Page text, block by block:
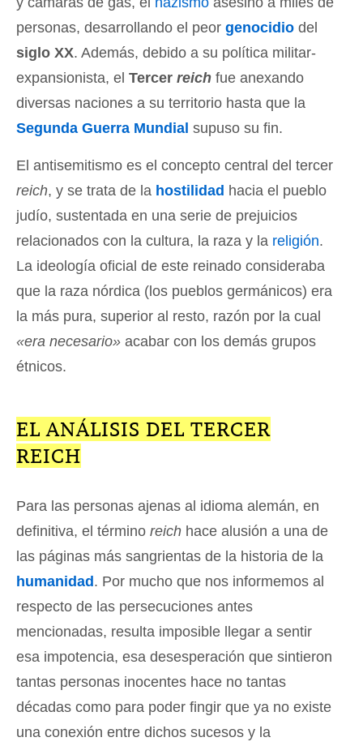
personas, desarrollando el peor genocidio del
siglo XX. Además, debido a su política militar-
expansionista, el Tercer reich fue anexando
diversas naciones a su territorio hasta que la
Segunda Guerra Mundial supuso su fin.
El antisemitismo es el concepto central del tercer
reich, y se trata de la hostilidad hacia el pueblo
judío, sustentada en una serie de prejuicios
relacionados con la cultura, la raza y la religión.
La ideología oficial de este reinado consideraba
que la raza nórdica (los pueblos germánicos) era
la más pura, superior al resto, razón por la cual
«era necesario» acabar con los demás grupos
étnicos.
EL ANÁLISIS DEL TERCER
REICH
Para las personas ajenas al idioma alemán, en
definitiva, el término reich hace alusión a una de
las páginas más sangrientas de la historia de la
humanidad . Por mucho que nos informemos al
respecto de las persecuciones antes
mencionadas, resulta imposible llegar a sentir
esa impotencia, esa desesperación que sintieron
tantas personas inocentes hace no tantas
décadas como para poder fingir que ya no existe
una conexión entre dichos sucesos y la